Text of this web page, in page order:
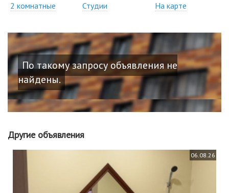
2 комнатные
Студии
На карте
По такому запросу объявления не
найдены.
Другие объявления
06.08.26